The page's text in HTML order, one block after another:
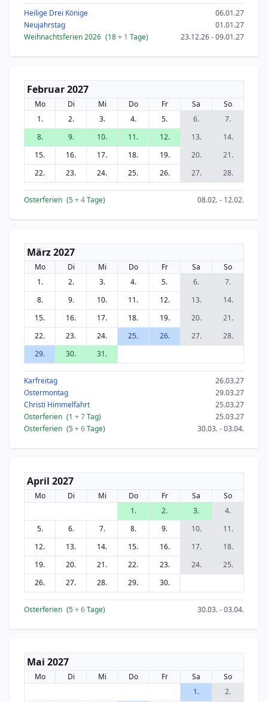
Heilige Drei Könige
06.01.27
Neujahrstag
01.01.27
Weihnachtsferien 2026 (18+ 1 Tage) 23.12.26 - 09.01.27
Februar 2027
Mo Di Mi Do Fr Sa
So
1.
2. 3. 4. 5. 6.
7.
8.
9. 10. 11. 12. 13.
14.
15.
16. 17. 18. 19. 20.
21.
22.
23. 24. 25. 26. 27. 28.
Osterferien (5+ 4Tage) 08.02. - 12.02.
März 2027
Mo Di Mi Do Fr Sa
So
1.
2. 3. 4. 5. 6.
7.
8.
9. 10. 11. 12. 13.
14.
15.
16. 17. 18. 19. 20.
21.
22.
23. 24. 25. 26. 27.
28.
29.
30. 31.
Karfreitag
26.03.27
Ostermontag
29.03.27
Christi Himmelfahrt
25.03.27
Osterferien (1 + 7Tag)
25.03.27
Osterferien (5+ 6Tage) 30.03. - 03.04.
April 2027
Mo Di Mi Do Fr Sa
So
1.
2. 3.
4.
5.
6. 7. 8. 9. 10.
11.
12.
13. 14. 15. 16. 17.
18.
19.
20. 21. 22. 23. 24.
25.
26.
27. 28. 29. 30.
Osterferien (5+ 6Tage) 30.03. - 03.04.
Mai 2027
Mo Di Mi Do Fr Sa
So
1.
2.